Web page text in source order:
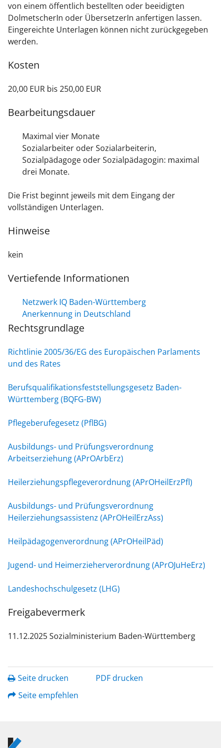
von einem öffentlich bestellten oder beeidigten
DolmetscherIn oder ÜbersetzerIn anfertigen lassen.
Eingereichte Unterlagen können nicht zurückgegeben
werden.
Kosten
20,00 EUR bis 250,00 EUR
Bearbeitungsdauer
Maximal vier Monate
Sozialarbeiter oder Sozialarbeiterin,
Sozialpädagoge oder Sozialpädagogin: maximal
drei Monate.
Die Frist beginnt jeweils mit dem Eingang der
vollständigen Unterlagen.
Hinweise
kein
Vertiefende Informationen
Netzwerk IQ Baden-Württemberg
Anerkennung in Deutschland
Rechtsgrundlage
Richtlinie 2005/36/EG des Europäischen Parlaments
und des Rates
Berufsqualifikationsfeststellungsgesetz Baden-
Württemberg (BQFG-BW)
Pflegeberufegesetz (PflBG)
Ausbildungs- und Prüfungsverordnung
Arbeitserziehung (APrOArbErz)
Heilerziehungspflegeverordnung (APrOHeilErzPfl)
Ausbildungs- und Prüfungsverordnung
Heilerziehungsassistenz (APrOHeilErzAss)
Heilpädagogenverordnung (APrOHeilPäd)
Jugend- und Heimerzieherverordnung (APrOJuHeErz)
Landeshochschulgesetz (LHG)
Freigabevermerk
11.12.2025 Sozialministerium Baden-Württemberg
Seite drucken
PDF drucken
Seite empfehlen
Logo